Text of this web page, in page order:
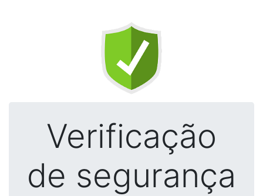
Verificação
de segurança